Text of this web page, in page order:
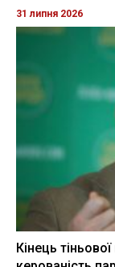
31 липня 2026
Кінець